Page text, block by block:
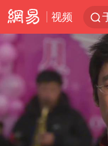
视频